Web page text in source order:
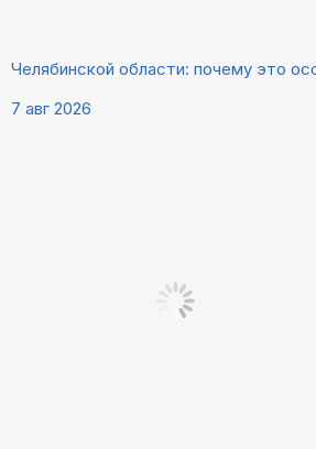
Челябинской области: почему это
7 авг 2026